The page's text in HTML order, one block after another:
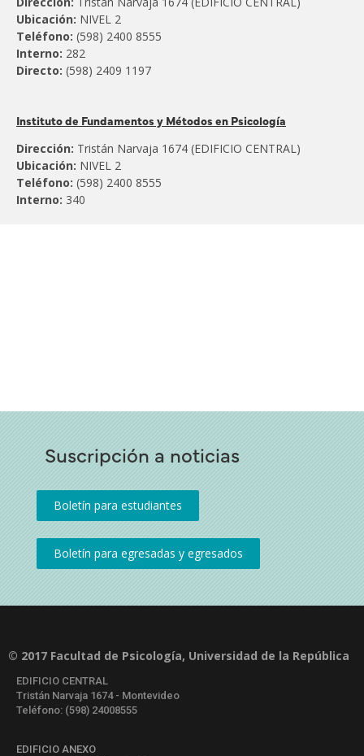
Ubicación: NIVEL 2
Teléfono: (598) 2400 8555
Interno: 282
Directo: (598) 2409 1197
Instituto de Fundamentos y Métodos en Psicología
Dirección: Tristán Narvaja 1674 (EDIFICIO CENTRAL)
Ubicación: NIVEL 2
Teléfono: (598) 2400 8555
Interno: 340
Suscripción a noticias
© 2017 Facultad de Psicología, Universidad de la República
EDIFICIO CENTRAL
Tristán Narvaja 1674 - Montevideo
Teléfono: (598) 24008555
EDIFICIO ANEXO